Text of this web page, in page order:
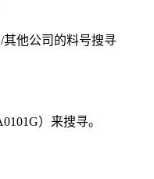
他公司的料号搜寻
）来搜寻。